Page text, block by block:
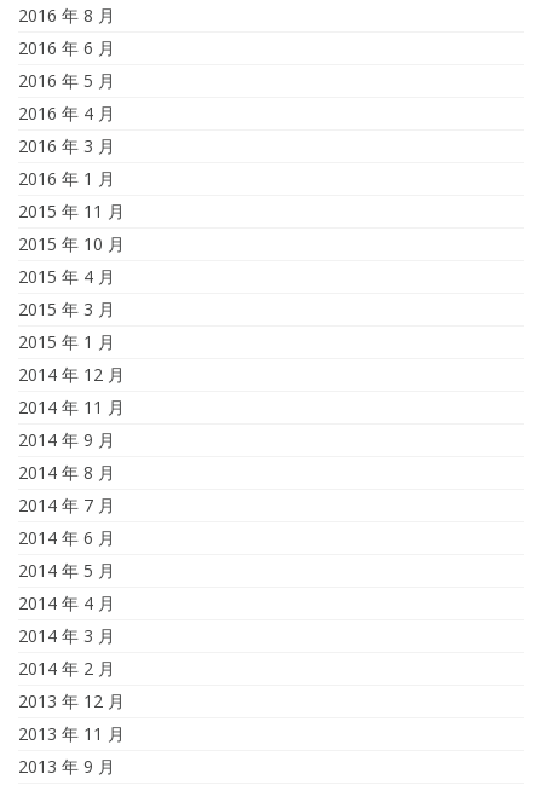
2016 年 8 月
2016 年 6 月
2016 年 5 月
2016 年 4 月
2016 年 3 月
2016 年 1 月
2015 年 11 月
2015 年 10 月
2015 年 4 月
2015 年 3 月
2015 年 1 月
2014 年 12 月
2014 年 11 月
2014 年 9 月
2014 年 8 月
2014 年 7 月
2014 年 6 月
2014 年 5 月
2014 年 4 月
2014 年 3 月
2014 年 2 月
2013 年 12 月
2013 年 11 月
2013 年 9 月